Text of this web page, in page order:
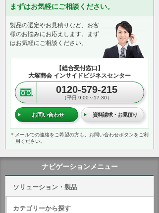
まずはお気軽にご相談ください。
製品の選定やお見積りなど、お客
様のお悩みにお応えします。まず
はお気軽にご相談ください。
【総合受付窓口】
大塚商会 インサイドビジネスセンター
0120-579-215
（平日 9:00～17:30）
お問い合わせ 資料請求・お見積り
＊メールでの連絡をご希望の方も、お問い合わせボタンをご利
用ください。
ナビゲーションメニュー
ソリューション・製品
カテゴリーから探す